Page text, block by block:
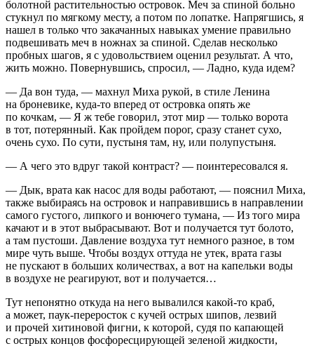
болотной растительностью островок. Меч за спиной больно
стукнул по мягкому месту, а потом по лопатке. Напрягшись, я
нашел в только что закачанных навыках умение правильно
подвешивать меч в ножнах за спиной. Сделав несколько
пробных шагов, я с удовольствием оценил результат. А что,
жить можно. Повернувшись, спросил, — Ладно, куда идем?
— Да вон туда, — махнул Миха рукой, в стиле Ленина
на броневике, куда-то вперед от островка опять же
по кочкам, — Я ж тебе говорил, этот мир — только ворота
в тот, потерянный. Как пройдем порог, сразу станет сухо,
очень сухо. По сути, пустыня там, ну, или полупустыня.
— А чего это вдруг такой контраст? — поинтересовался я.
— Дык, врата как насос для воды работают, — пояснил Миха,
также выбираясь на островок и направившись в направлении
самого густого, липкого и вонючего тумана, — Из того мира
качают и в этот выбрасывают. Вот и получается тут болото,
а там пустоши. Давление воздуха тут немного разное, в том
мире чуть выше. Чтобы воздух оттуда не утек, врата газы
не пускают в больших количествах, а вот на капельки воды
в воздухе не реагируют, вот и получается…
Тут непонятно откуда на него вывалился какой-то краб,
а может, паук-переросток с кучей острых шипов, лезвий
и прочей хитиновой фигни, к которой, судя по капающей
с острых концов фосфоресцирующей зеленой жидкости,